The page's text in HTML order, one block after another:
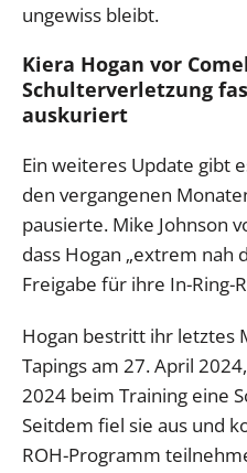
ungewiss bleibt.
Kiera Hogan vor
Schulterverletzung
auskuriert
Ein weiteres Update gibt
den vergangenen
pausierte. Mike Johnson
dass Hogan „extrem nah
Freigabe für ihre In-Ring-
Hogan bestritt ihr letztes
Tapings am 27. April
2024 beim Training eine
Seitdem fiel sie aus und
ROH-Programm